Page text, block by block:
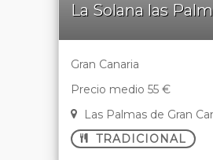
La Solana las
Gran Canaria
Precio medio 55 €
Las Palmas de Gran
TRADICIONAL